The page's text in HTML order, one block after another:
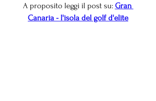
A proposito leggi il post su: Gran
Canaria - l'isola del golf d'elite